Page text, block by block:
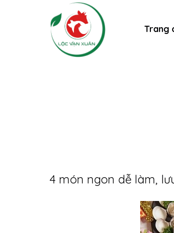
Trang
4 món ngon dễ làm,